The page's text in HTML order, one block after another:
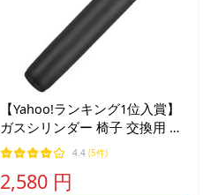
【Yahoo!ランキング1位入賞】
ガスシリンダー 椅子 交換用 ゲ
ーミングチェア OAチェア オフ
4.4 (5件)
2,580 円